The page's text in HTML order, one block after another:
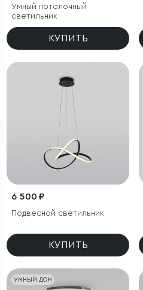
Умный потолочный
светильник
КУПИТЬ
6 500 ₽
Подвесной светильник
КУПИТЬ
УМНЫЙ ДОМ